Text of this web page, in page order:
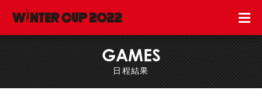
GAMES
日程結果